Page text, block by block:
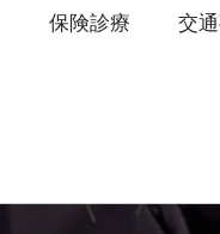
保険診療 交